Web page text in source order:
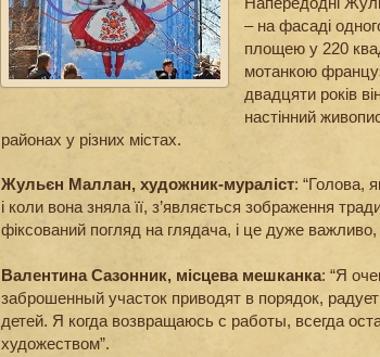
– на фасаді
площею у 220
мотанкою
двадцяти років
настінний
районах у різних містах.
Жульєн Маллан, художник-мураліст: “Голова,
і коли вона зняла її, з’являється зображення
фіксований погляд на глядача, і це дуже
Валентина Сазонник, місцева мешканка: “Я
заброшенный участок приводят в порядок,
детей. Я когда возвращаюсь с работы, всегда
художеством”.